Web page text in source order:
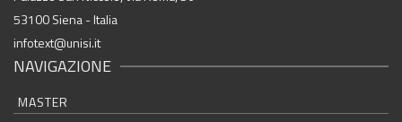
53100 Siena - Italia
infotext@unisi.it
NAVIGAZIONE
MASTER